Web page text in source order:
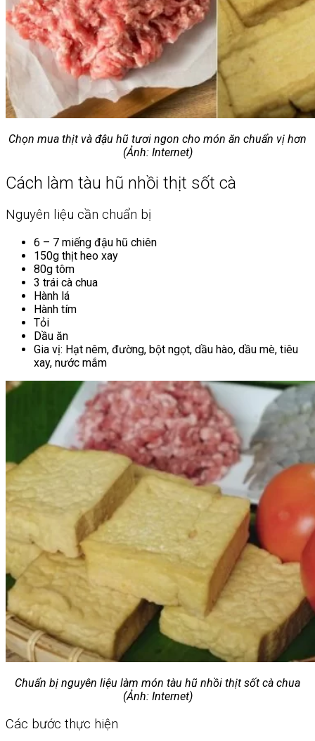
Chưa có sản phẩm trong giỏ hàng.
Chọn mua thịt và đậu hũ tươi ngon cho món ăn chuẩn vị hơn
(Ảnh: Internet)
Cách làm tàu hũ nhồi thịt sốt cà
Nguyên liệu cần chuẩn bị
6 – 7 miếng đậu hũ chiên
150g thịt heo xay
80g tôm
3 trái cà chua
Hành lá
Hành tím
Tỏi
Dầu ăn
Gia vị: Hạt nêm, đường, bột ngọt, dầu hào, dầu mè, tiêu
xay, nước mắm
Chuẩn bị nguyên liệu làm món tàu hũ nhồi thịt sốt cà chua
(Ảnh: Internet)
Các bước thực hiện